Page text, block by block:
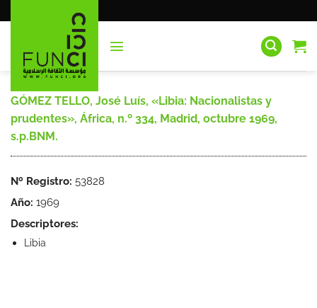
al
GÓMEZ TELLO, José Luís, «Libia: Nacionalistas y
prudentes», África, n.º 334, Madrid, octubre 1969,
s.p.BNM.
Nº Registro: 53828
Año: 1969
Descriptores:
Libia